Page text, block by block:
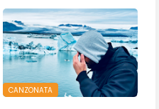
CANZONATA